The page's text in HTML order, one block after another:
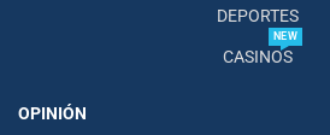
DEPORTES
CASINOS
NEW
OPINIÓN